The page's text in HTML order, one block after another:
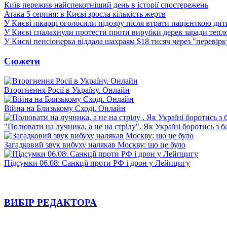
Київ пережив найспекотніший день в історії спостережень
Атака 5 серпня: в Києві зросла кількість жертв
У Києві лікарці оголосили підозру після втрати пацієнткою
У Києві спалахнули протести проти вирубки дерев заради
У Києві пенсіонерка віддала шахраям $18 тисяч через
Сюжети
Вторгнення Росії в Україну. Онлайн
Війна на Близькому Сході. Онлайн
"Полювати на лучника, а не на стрілу". Як Україні боротись з
Загадковий звук вибуху налякав Москву: що це було
Підсумки 06.08: Санкції проти РФ і дрон у Лейпцигу
ВИБІР РЕДАКТОРА